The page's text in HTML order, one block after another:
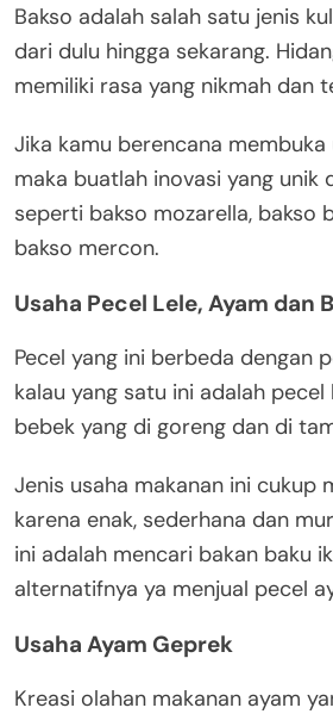
Bakso adalah salah satu jenis
dari dulu hingga sekarang.
memiliki rasa yang nikmah dan
Jika kamu berencana membuka
maka buatlah inovasi yang unik
seperti bakso mozarella, bakso
bakso mercon.
Usaha Pecel Lele, Ayam dan
Pecel yang ini berbeda dengan
kalau yang satu ini adalah pecel
bebek yang di goreng dan di
Jenis usaha makanan ini cukup
karena enak, sederhana dan
ini adalah mencari bakan baku
alternatifnya ya menjual pecel
Usaha Ayam Geprek
Kreasi olahan makanan ayam